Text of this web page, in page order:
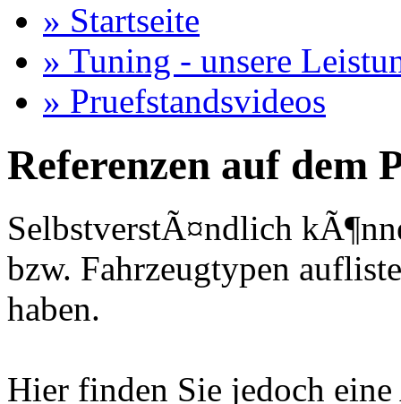
» Startseite
» Tuning - unsere
» Pruefstandsvideos
Referenzen auf dem
SelbstverstÃ¤ndlich
bzw. Fahrzeugtypen
haben.
Hier finden Sie jedoch